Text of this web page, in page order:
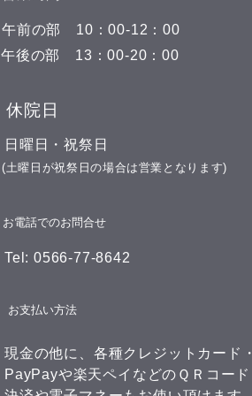
​午前の部 ​10：00-12：00
​午後の部 ​13：00-20：00
​休院日
​日曜日・祝祭日
​(土曜日が祝祭日の場合は営業となります)
​お電話でのお問合せ
Tel: 0566-77-8642
​お支払い方法
​現金の他に、 各種クレジットカード・
PayPayや楽天ペイなどのＱＲコード